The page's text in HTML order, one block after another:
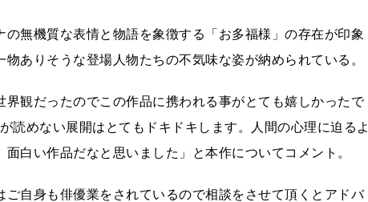
無機質な表情と物語を象徴する「お多福様」の存在が印象
ありそうな登場人物たちの不気味な姿が納められている。
観だったのでこの作品に携われる事がとても嬉しかったで
読めない展開はとてもドキドキします。人間の心理に迫るよ
白い作品だなと思いました」と本作についてコメント。
自身も俳優業をされているので相談をさせて頂くとアドバ